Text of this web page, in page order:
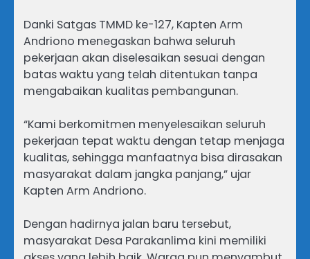
Danki Satgas TMMD ke-127, Kapten Arm
Andriono menegaskan bahwa seluruh
pekerjaan akan diselesaikan sesuai dengan
batas waktu yang telah ditentukan tanpa
mengabaikan kualitas pembangunan.
“Kami berkomitmen menyelesaikan seluruh
pekerjaan tepat waktu dengan tetap menjaga
kualitas, sehingga manfaatnya bisa dirasakan
masyarakat dalam jangka panjang,” ujar
Kapten Arm Andriono.
Dengan hadirnya jalan baru tersebut,
masyarakat Desa Parakanlima kini memiliki